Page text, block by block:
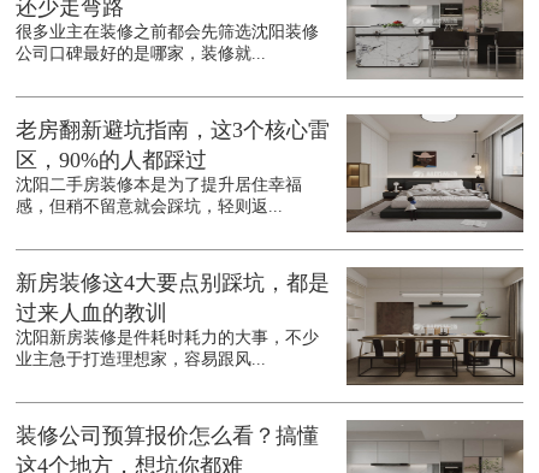
还少走弯路
很多业主在装修之前都会先筛选沈阳装修
公司口碑最好的是哪家，装修就...
老房翻新避坑指南，这3个核心雷
区，90%的人都踩过
沈阳二手房装修本是为了提升居住幸福
感，但稍不留意就会踩坑，轻则返...
新房装修这4大要点别踩坑，都是
过来人血的教训
沈阳新房装修是件耗时耗力的大事，不少
业主急于打造理想家，容易跟风...
装修公司预算报价怎么看？搞懂
这4个地方，想坑你都难